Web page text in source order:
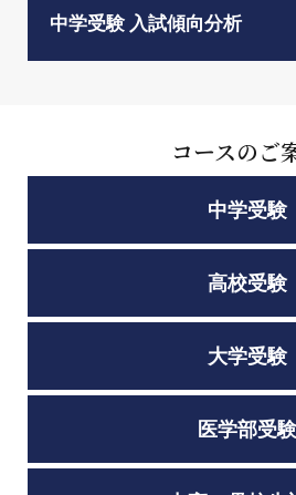
中学受験 入試傾向分析
コースのご
中学受験
高校受験
大学受験
医学部受験